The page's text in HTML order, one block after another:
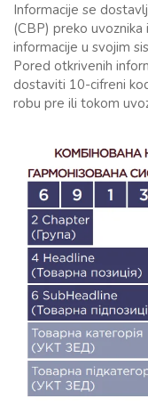
Informacije se
(CBP) preko
informacije u svojim
Pored otkrivenih
dostaviti 10-cifreni
robu pre ili tokom